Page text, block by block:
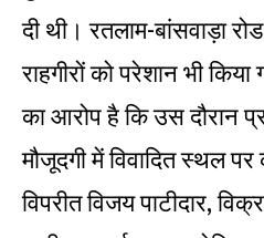
दी थी। रतलाम-बांसवाड़ा
राहगीरों को परेशान भी
का आरोप है कि उस दौरान
मौजूदगी में विवादित स्थल
विपरीत विजय पाटीदार,